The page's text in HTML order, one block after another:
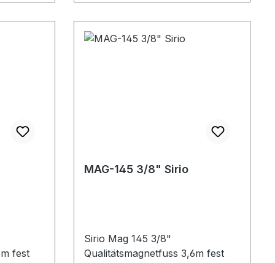
fest
MAG-145 3/8" Sirio
Sirio Mag 145 3/8"
Qualitätsmagnetfuss 3,6m fest